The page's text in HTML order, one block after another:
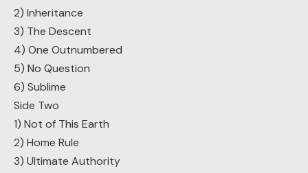
2) Inheritance
3) The Descent
4) One Outnumbered
5) No Question
6) Sublime
Side Two
1) Not of This Earth
2) Home Rule
3) Ultimate Authority